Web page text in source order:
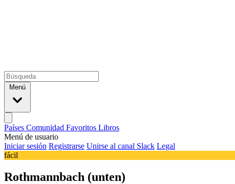
Menú
Países Comunidad Favoritos Libros
Menú de usuario
Iniciar sesión Registrarse Unirse al canal Slack Legal
fácil
Rothmannbach (unten)